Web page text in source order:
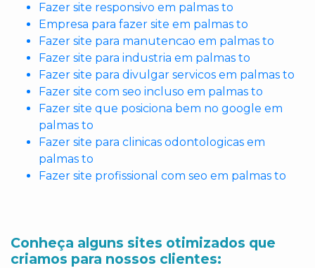
Fazer site responsivo em palmas to
Empresa para fazer site em palmas to
Fazer site para manutencao em palmas to
Fazer site para industria em palmas to
Fazer site para divulgar servicos em palmas to
Fazer site com seo incluso em palmas to
Fazer site que posiciona bem no google em
palmas to
Fazer site para clinicas odontologicas em
palmas to
Fazer site profissional com seo em palmas to
Conheça alguns sites otimizados que
criamos para nossos clientes: